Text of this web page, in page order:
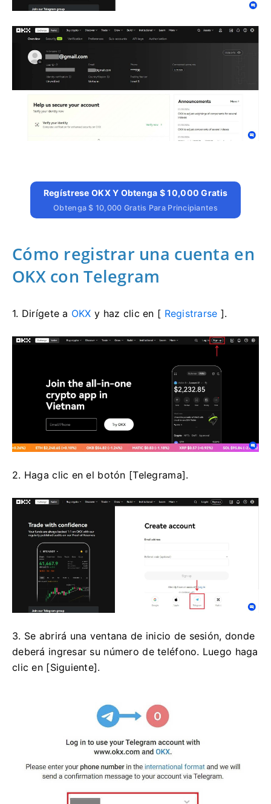
Regístrese OKX Y Obtenga $ 10,000 Gratis
Obtenga $ 10,000 Gratis Para Principiantes
Cómo registrar una cuenta en
OKX con Telegram
1. Dirígete a OKX y haz clic en [ Registrarse ].
2. Haga clic en el botón [Telegrama].
3. Se abrirá una ventana de inicio de sesión, donde
deberá ingresar su número de teléfono. Luego haga
clic en [Siguiente].